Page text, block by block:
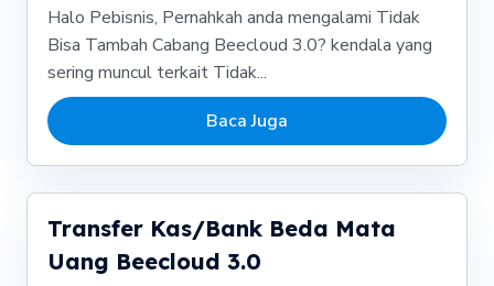
Halo Pebisnis, Pernahkah anda mengalami Tidak
Bisa Tambah Cabang Beecloud 3.0? kendala yang
sering muncul terkait Tidak...
Baca Juga
Transfer Kas/Bank Beda Mata
Uang Beecloud 3.0